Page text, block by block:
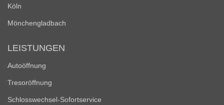
Köln
Mönchengladbach
LEISTUNGEN
Autoöffnung
Tresoröffnung
Schlosswechsel-Sofortservice